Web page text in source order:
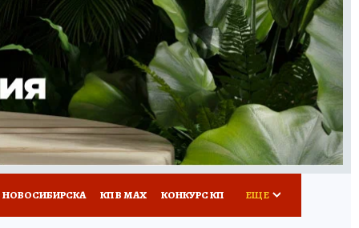
СЕРИАЛЫ
ВСЕ О КП РАДИО КП
КП В МАХ КОНКУРС КП ЕЩЕ